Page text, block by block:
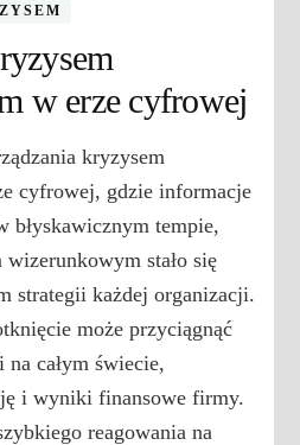
w erze cyfrowej
kryzysem
cyfrowej, gdzie informacje
błyskawicznym tempie,
wizerunkowym stało się
strategii każdej organizacji.
może przyciągnąć
całym świecie,
i wyniki finansowe firmy.
reagowania na